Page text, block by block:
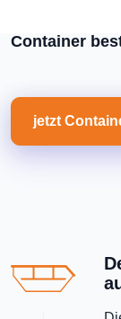
Container
jetzt